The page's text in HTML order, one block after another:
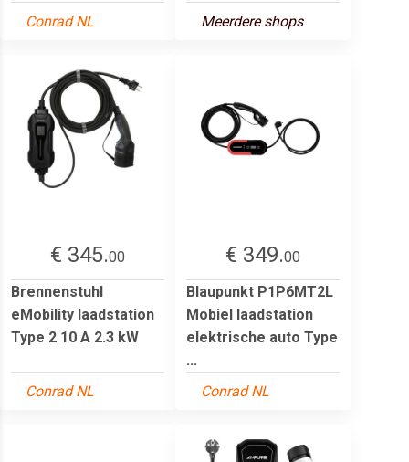
Conrad NL
Meerdere shops
€ 345.00
Brennenstuhl
eMobility laadstation
Type 2 10 A 2.3 kW
Conrad NL
€ 349.00
Blaupunkt P1P6MT2L
Mobiel laadstation
elektrische auto Type
...
Conrad NL